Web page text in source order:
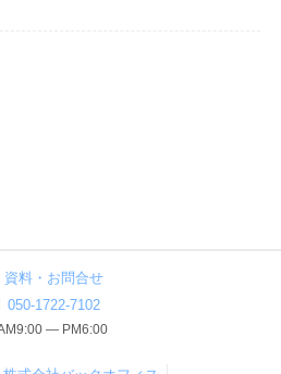
資料・お問合せ
050-1722-7102
― PM6:00